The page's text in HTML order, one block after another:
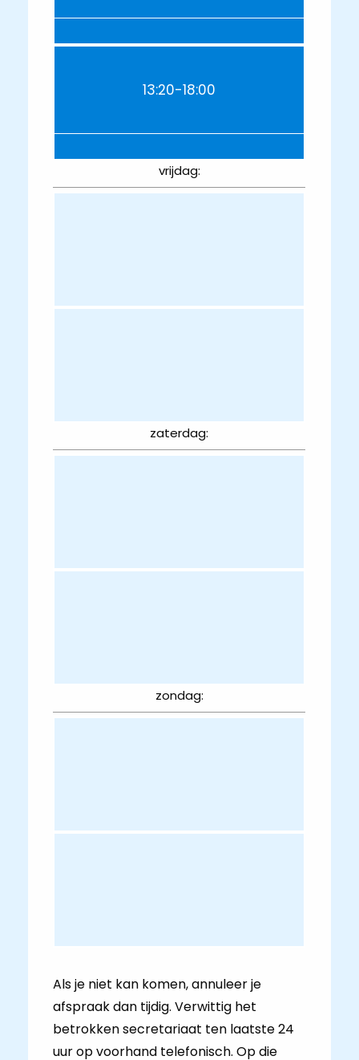
13:20-18:00
vrijdag:
zaterdag:
zondag:
Als je niet kan komen, annuleer je
afspraak dan tijdig. Verwittig het
betrokken secretariaat ten laatste 24
uur op voorhand telefonisch. Op die